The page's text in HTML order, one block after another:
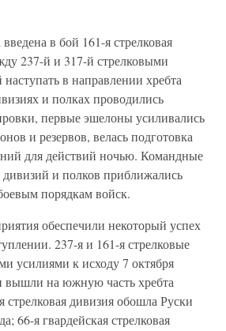
в бой 161-я стрелковая
237-й и 317-й стрелковыми
наступать в направлении хребта
и полках проводились
первые эшелоны усиливались
и резервов, велась подготовка
для действий ночью. Командные
и полков приближались
порядкам войск.
обеспечили некоторый успех
237-я и 161-я стрелковые
усилиями к исходу 7 октября
вышли на южную часть хребта
дивизия обошла Руски
66-я гвардейская стрелковая